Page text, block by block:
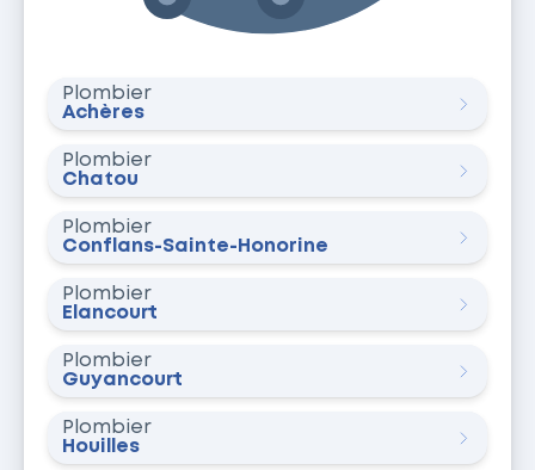
Plombier
Achères
Plombier
Chatou
Plombier
Conflans-Sainte-Honorine
Plombier
Élancourt
Plombier
Guyancourt
Plombier
Houilles